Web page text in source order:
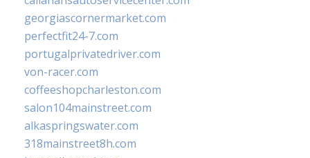
georgiascornermarket.com
perfectfit24-7.com
portugalprivatedriver.com
von-racer.com
coffeeshopcharleston.com
salon104mainstreet.com
alkaspringswater.com
318mainstreet8h.com